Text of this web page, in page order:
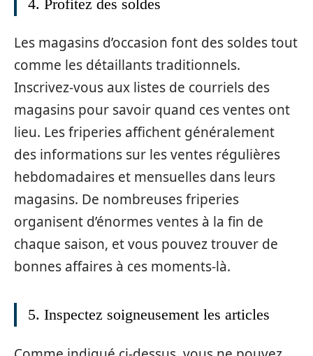
4. Profitez des soldes
Les magasins d’occasion font des soldes tout
comme les détaillants traditionnels.
Inscrivez-vous aux listes de courriels des
magasins pour savoir quand ces ventes ont
lieu. Les friperies affichent généralement
des informations sur les ventes régulières
hebdomadaires et mensuelles dans leurs
magasins. De nombreuses friperies
organisent d’énormes ventes à la fin de
chaque saison, et vous pouvez trouver de
bonnes affaires à ces moments-là.
5. Inspectez soigneusement les articles